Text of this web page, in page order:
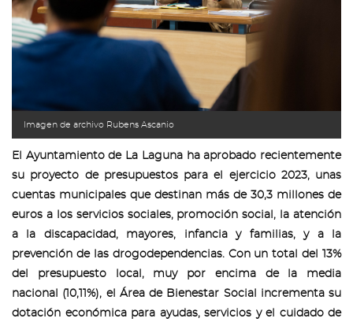
Imagen de archivo Rubens Ascanio
El Ayuntamiento de La Laguna ha aprobado recientemente
su proyecto de presupuestos para el ejercicio 2023, unas
cuentas municipales que destinan más de 30,3 millones de
euros a los servicios sociales, promoción social, la atención
a la discapacidad, mayores, infancia y familias, y a la
prevención de las drogodependencias. Con un total del 13%
del presupuesto local, muy por encima de la media
nacional (10,11%), el Área de Bienestar Social incrementa su
dotación económica para ayudas, servicios y el cuidado de